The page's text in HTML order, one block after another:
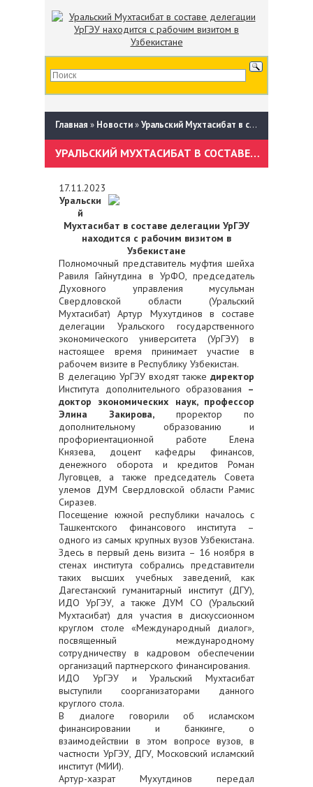
Главная » Новости»Уральский Мухтасибат в составе делегации УрГЭУ находится с рабочим визитом в Узбекистане
УРАЛЬСКИЙ МУХТАСИБАТ В СОСТАВЕ ДЕЛЕГАЦИИ УРГЭУ НАХОДИТСЯ С РАБОЧИМ ВИЗИТОМ В УЗБЕКИСТАНЕ
17.11.2023
Уральски
й
Мухтасибат в составе делегации УрГЭУ
находится с рабочим визитом в
Узбекистане
Полномочный представитель муфтия шейха
Равиля Гайнутдина в УрФО, председатель
Духовного управления мусульман
Свердловской области (Уральский
Мухтасибат) Артур Мухутдинов в составе
делегации Уральского государственного
экономического университета (УрГЭУ) в
настоящее время принимает участие в
рабочем визите в Республику Узбекистан.
В делегацию УрГЭУ входят также директор
Института дополнительного образования –
доктор экономических наук, профессор
Элина Закирова, проректор по
дополнительному образованию и
профориентационной работе Елена
Князева, доцент кафедры финансов,
денежного оборота и кредитов Роман
Луговцев, а также председатель Совета
улемов ДУМ Свердловской области Рамис
Сиразев.
Посещение южной республики началось с
Ташкентского финансового института –
одного из самых крупных вузов Узбекистана.
Здесь в первый день визита – 16 ноября в
стенах института собрались представители
таких высших учебных заведений, как
Дагестанский гуманитарный институт (ДГУ),
ИДО УрГЭУ, а также ДУМ СО (Уральский
Мухтасибат) для участия в дискуссионном
круглом столе «Международный диалог»,
посвященный международному
сотрудничеству в кадровом обеспечении
организаций партнерского финансирования.
ИДО УрГЭУ и Уральский Мухтасибат
выступили соорганизаторами данного
круглого стола.
В диалоге говорили об исламском
финансировании и банкинге, о
взаимодействии в этом вопросе вузов, в
частности УрГЭУ, ДГУ, Московский исламский
институт (МИИ).
Артур-хазрат Мухутдинов передал